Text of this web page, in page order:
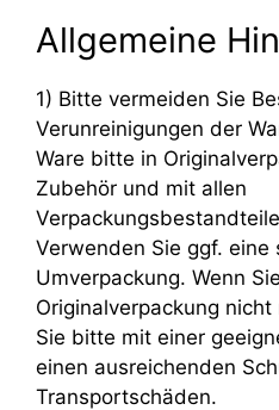
Allgemeine
1) Bitte vermeiden Sie
Verunreinigungen der
Ware bitte in
Zubehör und mit allen
Verwenden Sie ggf. eine
Umverpackung. Wenn
Originalverpackung
Sie bitte mit einer
einen ausreichenden
Transportschäden.